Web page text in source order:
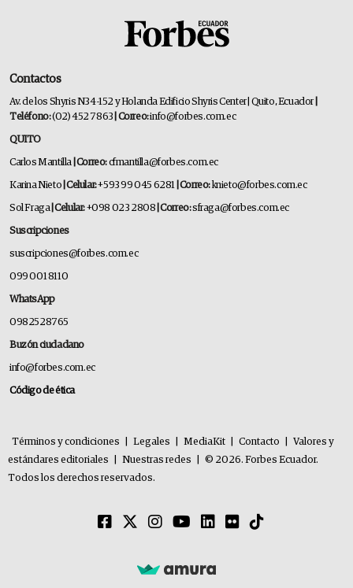
Contactos
Av. de los Shyris N34-152 y Holanda Edificio Shyris Center | Quito, Ecuador
Teléfono:(02) 452 7863 | Correo:info@forbes.com.ec
QUITO
Carlos Mantilla | Correo:cfmantilla@forbes.com.ec
Karina Nieto | Celular:+593 99 045 6281 | Correo:knieto@forbes.com.ec
Sol Fraga| Celular:+098 023 2808 | Correo:sfraga@forbes.com.ec
Suscripciones
suscripciones@forbes.com.ec
099 001 8110
WhatsApp
0982528765
Buzón ciudadano
info@forbes.com.ec
Código de ética
Términos y condiciones Legales MediaKit Contacto
Valores y
estándares editoriales
Nuestras redes
© 2026. Forbes Ecuador.
Todos los derechos reservados.